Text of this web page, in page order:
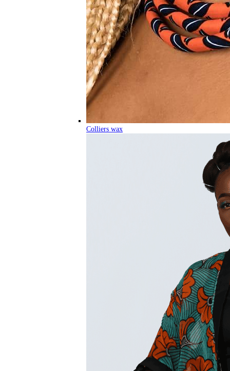
Colliers wax